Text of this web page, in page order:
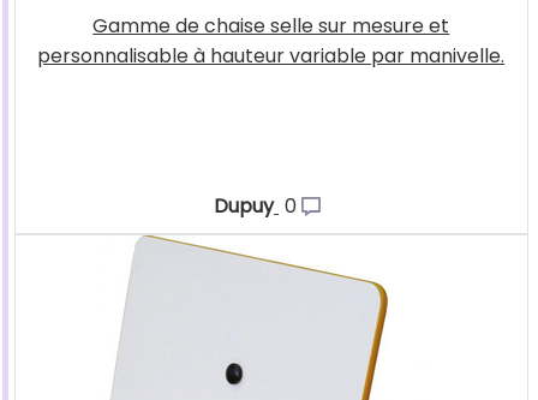
Gamme de chaise selle sur mesure et
personnalisable à hauteur variable par manivelle.
Dupuy 0